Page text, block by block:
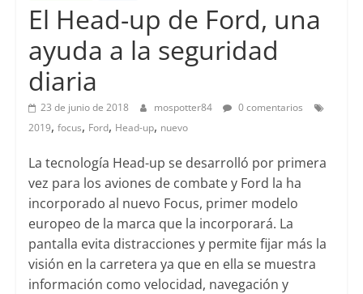
El Head-up de Ford, una
ayuda a la seguridad
diaria
23 de junio de 2018 mospotter84
0 comentarios
2019, focus, Ford, Head-up, nuevo
La tecnología Head-up se desarrolló por primera
vez para los aviones de combate y Ford la ha
incorporado al nuevo Focus, primer modelo
europeo de la marca que la incorporará. La
pantalla evita distracciones y permite fijar más la
visión en la carretera ya que en ella se muestra
información como velocidad, navegación y